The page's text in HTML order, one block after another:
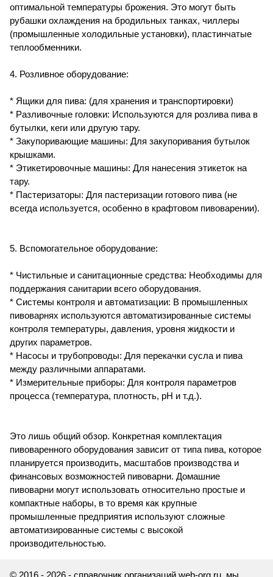
оптимальной температуры брожения. Это могут быть
рубашки охлаждения на бродильных танках, чиллеры
(промышленные холодильные установки), пластинчатые
теплообменники.
4. Розливное оборудование:
* Ящики для пива: (для хранения и транспортировки)
* Разливочные головки: Используются для розлива пива в
бутылки, кеги или другую тару.
* Закупоривающие машины: Для закупоривания бутылок
крышками.
* Этикетировочные машины: Для нанесения этикеток на
тару.
* Пастеризаторы: Для пастеризации готового пива (не
всегда используется, особенно в крафтовом пивоварении).
5. Вспомогательное оборудование:
* Чистильные и санитационные средства: Необходимы для
поддержания санитарии всего оборудования.
* Системы контроля и автоматизации: В промышленных
пивоварнях используются автоматизированные системы
контроля температуры, давления, уровня жидкости и
других параметров.
* Насосы и трубопроводы: Для перекачки сусла и пива
между различными аппаратами.
* Измерительные приборы: Для контроля параметров
процесса (температура, плотность, pH и т.д.).
Это лишь общий обзор. Конкретная комплектация
пивоваренного оборудования зависит от типа пива, которое
планируется производить, масштабов производства и
финансовых возможностей пивоварни. Домашние
пивоварни могут использовать относительно простые и
компактные наборы, в то время как крупные
промышленные предприятия используют сложные
автоматизированные системы с высокой
производительностью.